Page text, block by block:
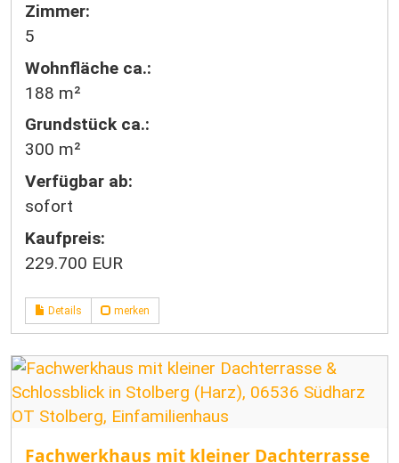
Zimmer:
5
Wohnfläche ca.:
188 m²
Grund­stück ca.:
300 m²
Verfügbar ab:
sofort
Kaufpreis:
229.700 EUR
Details merken
Fachwerkhaus mit kleiner Dachterrasse